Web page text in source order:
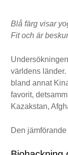
Blå färg visar
Fit och är
världens
bland annat
favorit,
Kazakstan,
Den